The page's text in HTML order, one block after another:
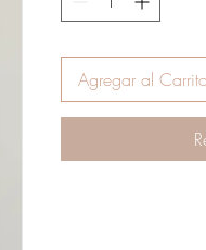
Agregar al